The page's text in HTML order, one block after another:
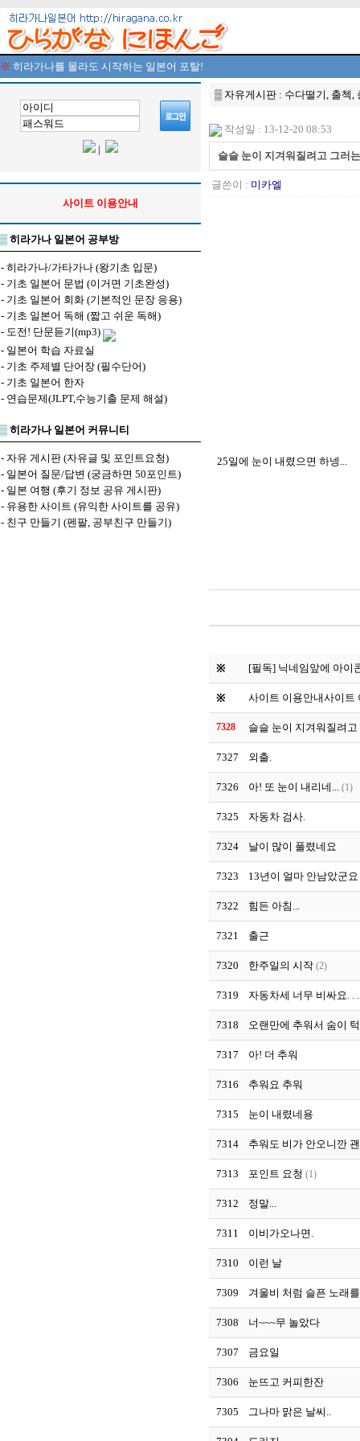
※ 히라가나를 몰라도 시작하는 일본어 포탈!
|
사이트 이용안내
▒히라가나 일본어 공부방
- 히라가나/가타가나 (왕기초 입문)
- 기초 일본어 문법 (이거면 기초완성)
- 기초 일본어 회화 (기본적인 문장 응용)
- 기초 일본어 독해 (짧고 쉬운 독해)
- 도전! 단문듣기(mp3)
- 일본어 학습 자료실
- 기초 주제별 단어장 (필수단어)
- 기초 일본어 한자
- 연습문제(JLPT,수능기출 문제 해설)
▒히라가나 일본어 커뮤니티
- 자유 게시판 (자유글 및 포인트요청)
- 일본어 질문/답변 (궁금하면 50포인트)
- 일본 여행 (후기 정보 공유 게시판)
- 유용한 사이트 (유익한 사이트를 공유)
- 친구 만들기 (펜팔, 공부친구 만들기)
▒ 자유게시판 : 수다떨기, 출첵,
작성일 : 13-12-20 08:53
슬슬 눈이 지겨워질려고 그러
글쓴이 : 미카엘
25일에 눈이 내렸으면 하넹...
※ [필독] 닉네임앞에 아이
※ 사이트 이용안내사이트
7328 슬슬 눈이 지겨워질려고
7327 외출.
7326 아! 또 눈이 내리네... (1)
7325 자동차 검사.
7324 날이 많이 풀렸네요
7323 13년이 얼마 안남았군요
7322 힘든 아침...
7321 출근
7320 한주일의 시작 (2)
7319 자동차세 너무 비싸요.
7318 오랜만에 추워서 숨이
7317 아! 더 추워
7316 추워요 추워
7315 눈이 내렸네용
7314 추워도 비가 안오니깐
7313 포인트 요청 (1)
7312 정말...
7311 이비가오나면.
7310 이런 날
7309 겨울비 처럼 슬픈 노래
7308 너~~~무 놀았다
7307 금요일
7306 눈뜨고 커피한잔
7305 그나마 맑은 날씨..